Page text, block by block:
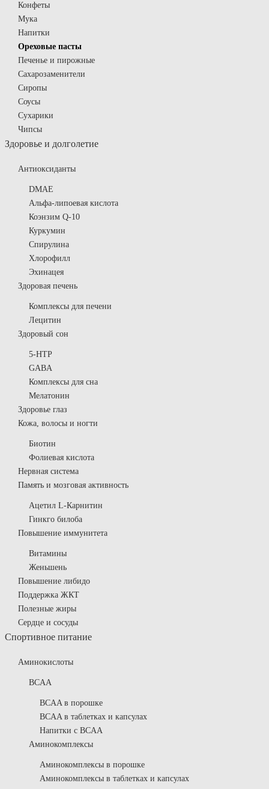
Конфеты
Мука
Напитки
Ореховые пасты
Печенье и пирожные
Сахарозаменители
Сиропы
Соусы
Сухарики
Чипсы
Здоровье и долголетие
Антиоксиданты
DMAE
Альфа-липоевая кислота
Коэнзим Q-10
Куркумин
Спирулина
Хлорофилл
Эхинацея
Здоровая печень
Комплексы для печени
Лецитин
Здоровый сон
5-HTP
GABA
Комплексы для сна
Мелатонин
Здоровье глаз
Кожа, волосы и ногти
Биотин
Фолиевая кислота
Нервная система
Память и мозговая активность
Ацетил L-Карнитин
Гинкго билоба
Повышение иммунитета
Витамины
Женьшень
Повышение либидо
Поддержка ЖКТ
Полезные жиры
Сердце и сосуды
Спортивное питание
Аминокислоты
BCAA
BCAA в порошке
BCAA в таблетках и капсулах
Напитки с BCAA
Аминокомплексы
Аминокомплексы в порошке
Аминокомплексы в таблетках и капсулах